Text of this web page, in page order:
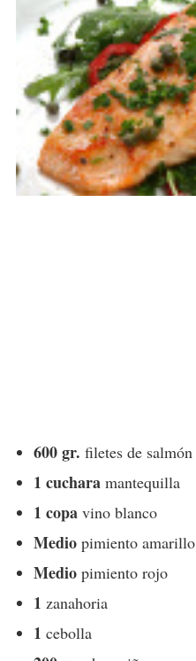
600 gr. filetes de salmón
1 cucharamantequilla
1 copavino blanco
Mediopimiento amarillo
Mediopimiento rojo
1 zanahoria
1 cebolla